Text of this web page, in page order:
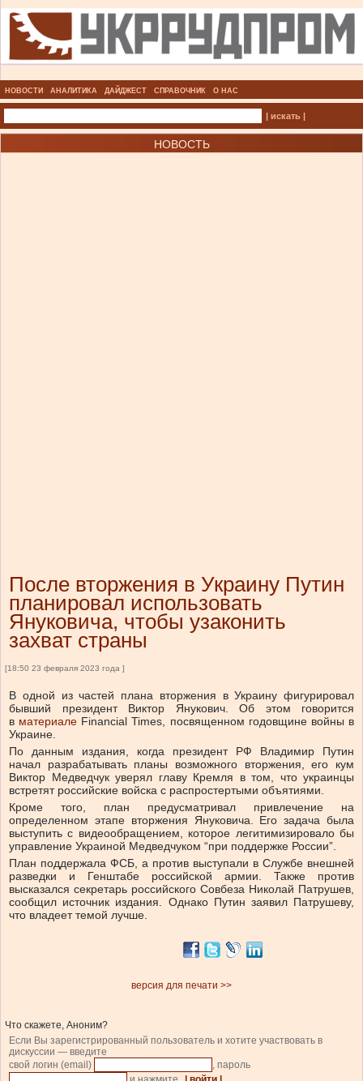
НОВОСТИ АНАЛИТИКА ДАЙДЖЕСТ СПРАВОЧНИК О НАС
| искать |
НОВОСТЬ
После вторжения в Украину Путин
планировал использовать
Януковича, чтобы узаконить
захват страны
[18:50 23 февраля 2023 года ]
В одной из частей плана вторжения в Украину фигурировал
бывший президент Виктор Янукович. Об этом говорится
в материале Financial Times, посвященном годовщине войны в
Украине.
По данным издания, когда президент РФ Владимир Путин
начал разрабатывать планы возможного вторжения, его кум
Виктор Медведчук уверял главу Кремля в том, что украинцы
встретят российские войска с распростертыми объятиями.
Кроме того, план предусматривал привлечение на
определенном этапе вторжения Януковича. Его задача была
выступить с видеообращением, которое легитимизировало бы
управление Украиной Медведчуком “при поддержке России”.
План поддержала ФСБ, а против выступали в Службе внешней
разведки и Генштабе российской армии. Также против
высказался секретарь российского Совбеза Николай Патрушев,
сообщил источник издания. Однако Путин заявил Патрушеву,
что владеет темой лучше.
версия для печати >>
Что скажете, Аноним?
Если Вы зарегистрированный пользователь и хотите участвовать в
дискуссии — введите
свой логин (email)
, пароль